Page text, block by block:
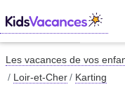
Les vacances de vos
Loir-et-Cher
Karting